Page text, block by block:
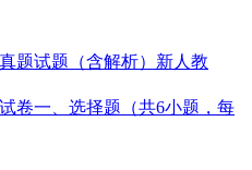
题试题（含解析）新人教
卷一、选择题（共6小题，每